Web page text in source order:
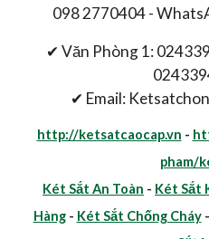
098 2770404 -
✔ Văn Phòng 1:
✔ Email:
http://ketsatcaocap.vn -
pham/
Két Sắt An Toàn - Két Sắt
Hàng- Két Sắt Chống Cháy-